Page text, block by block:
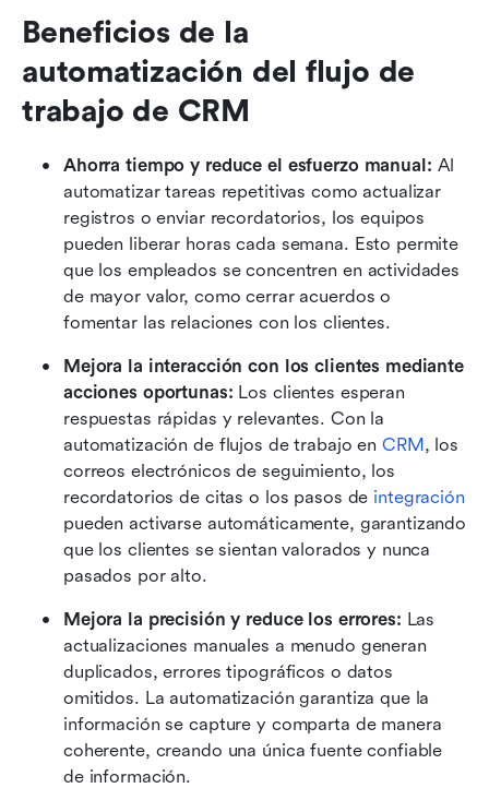
Beneficios de la
automatización del flujo de
trabajo de CRM
Ahorra tiempo y reduce el esfuerzo manual: Al
automatizar tareas repetitivas como actualizar
registros o enviar recordatorios, los equipos
pueden liberar horas cada semana. Esto permite
que los empleados se concentren en actividades
de mayor valor, como cerrar acuerdos o
fomentar las relaciones con los clientes.
Mejora la interacción con los clientes mediante
acciones oportunas: Los clientes esperan
respuestas rápidas y relevantes. Con la
automatización de flujos de trabajo en CRM , los
correos electrónicos de seguimiento, los
recordatorios de citas o los pasos de integración
pueden activarse automáticamente, garantizando
que los clientes se sientan valorados y nunca
pasados por alto.
Mejora la precisión y reduce los errores: Las
actualizaciones manuales a menudo generan
duplicados, errores tipográficos o datos
omitidos. La automatización garantiza que la
información se capture y comparta de manera
coherente, creando una única fuente confiable
de información.